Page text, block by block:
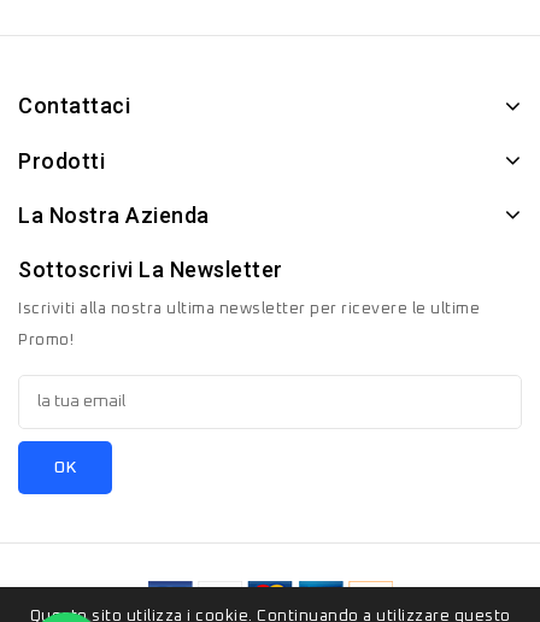
Contattaci
Prodotti
La Nostra Azienda
Sottoscrivi La Newsletter
Iscriviti alla nostra ultima newsletter per ricevere le ultime
Promo!
Questo sito utilizza i cookie. Continuando a utilizzare questo